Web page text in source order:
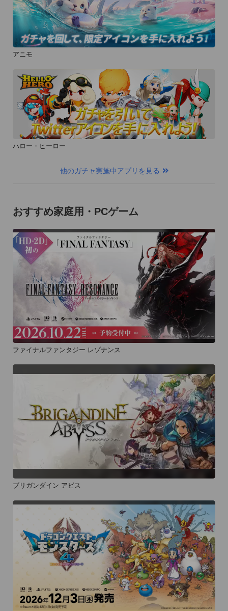
アニモ
ハロー・ヒーロー
他のガチャ実施中アプリを見る
おすすめ家庭用・PCゲーム
ファイナルファンタジー レゾナンス
ブリガンダイン アビス